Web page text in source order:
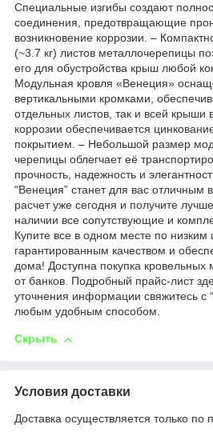
Специальные изгибы создают
соединения, предотвращающие
возникновение коррозии. –
(~3.7 кг) листов металлочерепицы
его для обустройства крыш любой
Модульная кровля «Венеция»
вертикальными кромками,
отдельных листов, так и всей
коррозии обеспечивается
покрытием. – Небольшой размер
черепицы облегчает её
прочность, надежность и
“Венеция” станет для вас отличным
расчет уже сегодня и получите
наличии все сопутствующие и
Купите все в одном месте по низким
гарантированным качеством и
дома! Доступна покупка кровельных
от банков. Подробный прайс-лист
уточнения информации свяжитесь с
любым удобным способом.
Скрыть
Условия доставки
Доставка осуществляется только по